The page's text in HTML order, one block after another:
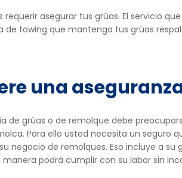
asegurar tus grúas. El servicio
de towing que mantenga tus grúas
una
de grúas o de remolque debe
Para ello usted necesita un seguro
negocio de remolques. Eso incluye a
podrá cumplir con su labor sin